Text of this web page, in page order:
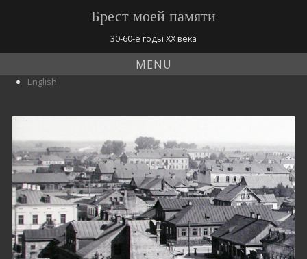
Брест моей памяти
30-60-е годы ХХ века
MENU
English